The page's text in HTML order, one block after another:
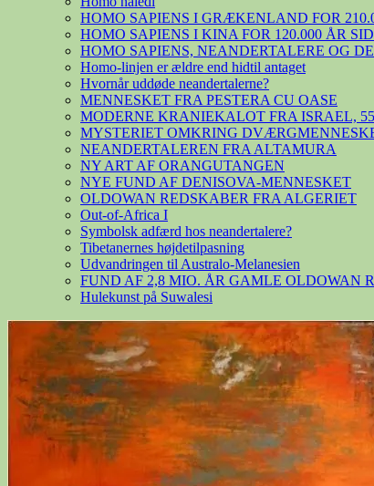
HOMO SAPIENS I GRÆKENLAND FOR
HOMO SAPIENS I KINA FOR 120.000 ÅR
HOMO SAPIENS, NEANDERTALERE OG
Homo-linjen er ældre end hidtil antaget
Hvornår uddøde neandertalerne?
MENNESKET FRA PESTERA CU OASE
MODERNE KRANIEKALOT FRA ISRAEL,
MYSTERIET OMKRING
NEANDERTALEREN FRA ALTAMURA
NY ART AF ORANGUTANGEN
NYE FUND AF DENISOVA-MENNESKET
OLDOWAN REDSKABER FRA ALGERIET
Out-of-Africa I
Symbolsk adfærd hos neandertalere?
Tibetanernes højdetilpasning
Udvandringen til Australo-Melanesien
FUND AF 2,8 MIO. ÅR GAMLE OLDOWAN
Hulekunst på Suwalesi